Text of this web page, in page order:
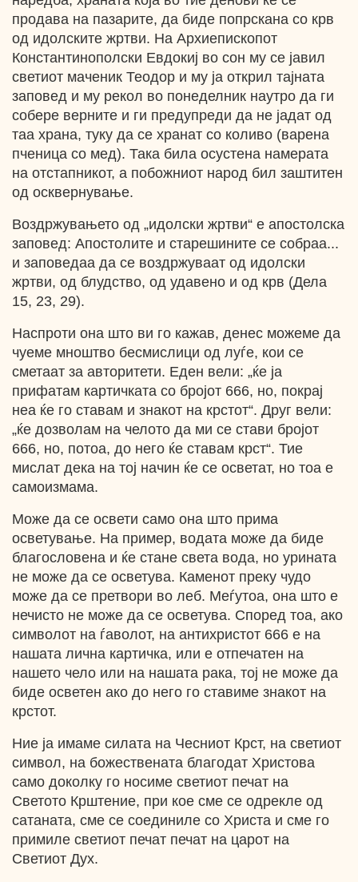
продава на пазарите, да биде попрскана со крв
од идолските жртви. На Архиепископот
Константинополски Евдокиј во сон му се јавил
светиот маченик Теодор и му ја открил тајната
заповед и му рекол во понеделник наутро да ги
собере верните и ги предупреди да не јадат од
таа храна, туку да се хранат со коливо (варена
пченица со мед). Така била осустена намерата
на отстапникот, a побожниот народ бил заштитен
од осквернување.
Воздржувањето од „идолски жртви“ е апостолска
заповед: Апостолите и старешините се собраа...
и заповедаа да се воздржуваат од идолски
жртви, од блудство, од удавено и од крв (Дела
15, 23, 29).
Наспроти она што ви го кажав, денес можеме да
чуеме мноштво бесмислици од луѓе, кои се
сметаат за авторитети. Еден вели: „ќе ја
прифатам картичката со бројот 666, но, покрај
неа ќе го ставам и знакот на крстот“. Друг вели:
„ќе дозволам на челото да ми се стави бројот
666, но, потоа, до него ќе ставам крст“. Тие
мислат дека на тој начин ќе се осветат, но тоа е
самоизмама.
Може да се освети само она што прима
осветување. На пример, водата може да биде
благословена и ќе стане света вода, но урината
не може да се осветува. Каменот преку чудо
може да се претвори во леб. Меѓутоа, она што е
нечисто не може да се осветува. Според тоа, ако
символот на ѓаволот, на антихристот 666 е на
нашата лична картичка, или е отпечатен на
нашето чело или на нашата рака, тој не може да
биде осветен ако до него го ставиме знакот на
крстот.
Ние ја имаме силата на Чесниот Крст, на светиот
символ, на божествената благодат Христова
само доколку го носиме светиот печат на
Светото Крштение, при кое сме се одрекле од
сатаната, сме се соединиле со Христа и сме го
примиле светиот печат печат на царот на
Светиот Дух.